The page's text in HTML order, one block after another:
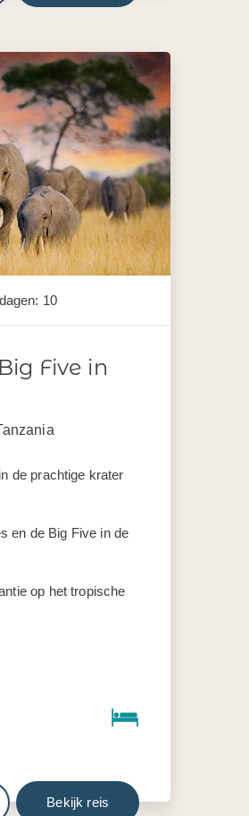
10
Five in
de prachtige krater
en de Big Five in de
op het tropische
Bekijk reis